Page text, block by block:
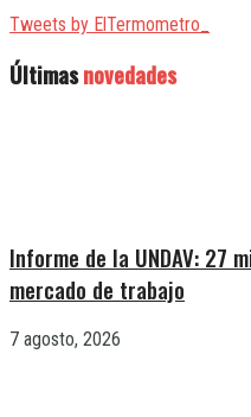
Tweets by ElTermometro_
Últimasnovedades
Informe de la UNDAV: 27
mercado de trabajo
7 agosto, 2026